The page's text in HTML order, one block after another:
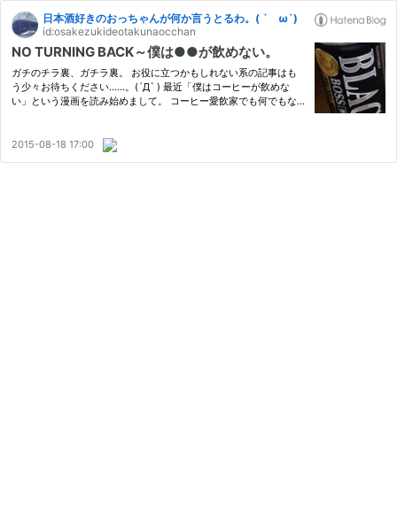
日本酒好きのおっちゃんが何か言うとるわ。( ´ ω`)
id:osakezukideotakunaocchan
NO TURNING BACK～僕は●●が飲めない。
ガチのチラ裏、ガチラ裏。 お役に立つかもしれない系の記事はも
う少々お待ちください……。(´Д` ) 最近「僕はコーヒーが飲めな
い」という漫画を読み始めまして。 コーヒー愛飲家でも何でもな
コーヒ…
2015-08-18 17:00